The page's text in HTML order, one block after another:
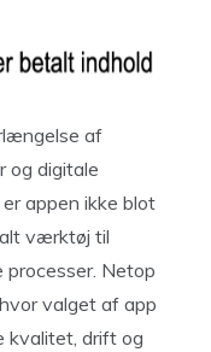
af
og digitale
appen ikke blot
værktøj til
processer. Netop
valget af app
kvalitet, drift og